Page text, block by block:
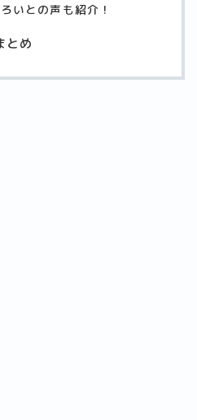
いとの声も紹介！
とめ